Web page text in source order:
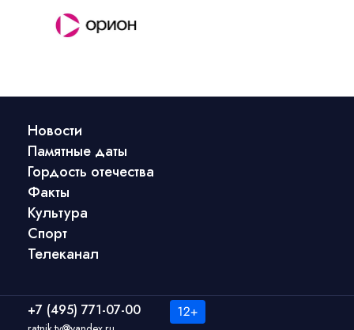
Новости
Памятные даты
Гордость отечества
Факты
Культура
Спорт
Телеканал
+7 (495) 771-07-00